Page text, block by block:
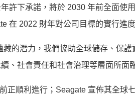
許下承諾， 將於 2030 年前全面使
在 2022 財年對公司目標的實行進度
的潛力，我們協助全球儲存、 保護
、 社會責任和社會治理等層面所面
正順利進行；Seagate 宣佈其全球